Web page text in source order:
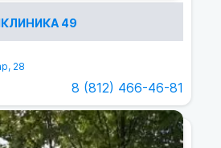
49
28
8 (812) 466-46-81